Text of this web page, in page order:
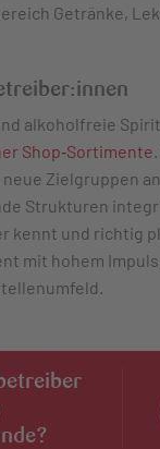
Getränke,
alkoholfreie
Shop‑Sortimente
Zielgruppen
Strukturen
kennt und richtig
mit hohem